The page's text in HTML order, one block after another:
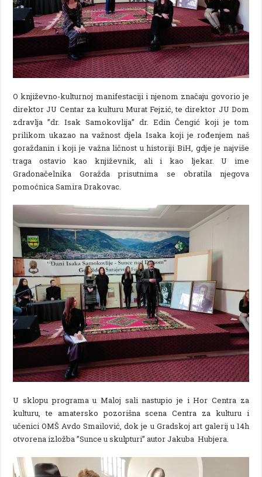
O književno-kulturnoj manifestaciji i njenom značaju govorio je
direktor JU Centar za kulturu Murat Fejzić, te direktor JU Dom
zdravlja ”dr. Isak Samokovlija” dr. Edin Čengić koji je tom
prilikom ukazao na važnost djela Isaka koji je rođenjem naš
goraždanin i koji je važna ličnost u historiji BiH, gdje je najviše
traga ostavio kao književnik, ali i kao ljekar. U ime
Gradonačelnika Goražda prisutnima se obratila njegova
pomoćnica Samira Drakovac.
U sklopu programa u Maloj sali nastupio je i Hor Centra za
kulturu, te amatersko pozorišna scena Centra za kulturu i
učenici OMŠ Avdo Smailović, dok je u Gradskoj art galerij u 14h
otvorena izložba ”Sunce u skulpturi” autor Jakuba Hubjera.